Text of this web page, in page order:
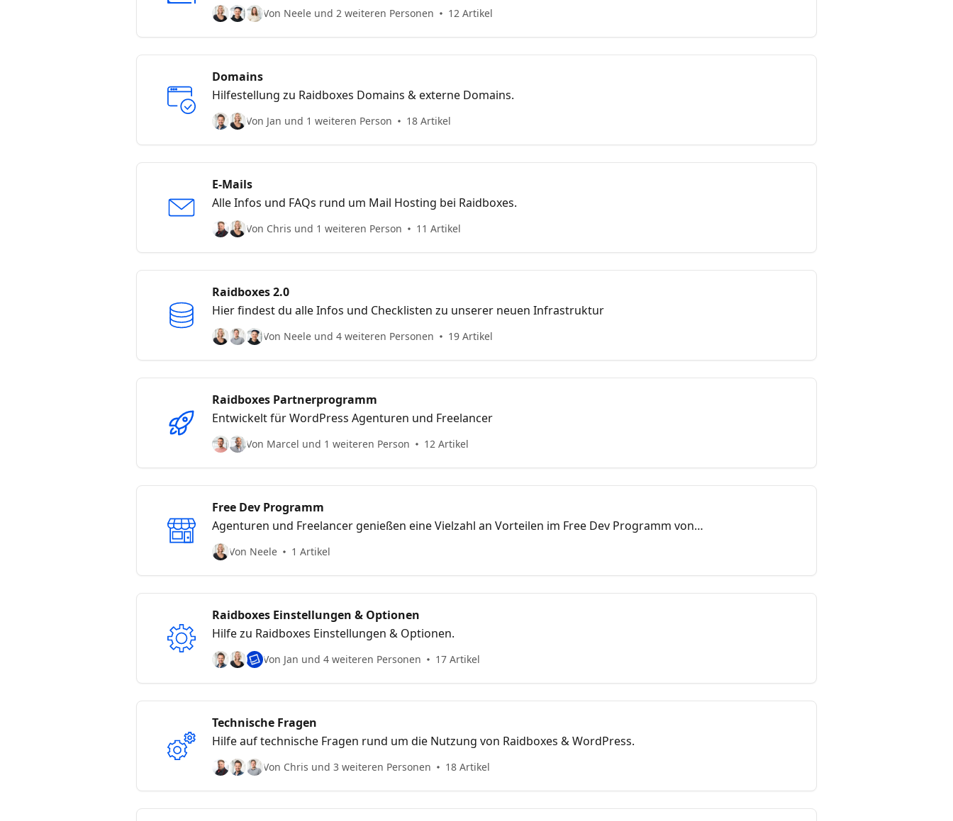
Von Neele und 2 weiteren Personen 12 Artikel
Domains
Hilfestellung zu Raidboxes Domains & externe Domains.
Von Jan und 1 weiteren Person 18 Artikel
E-Mails
Alle Infos und FAQs rund um Mail Hosting bei Raidboxes.
Von Chris und 1 weiteren Person 11 Artikel
Raidboxes 2.0
Hier findest du alle Infos und Checklisten zu unserer neuen Infrastruktur
Von Neele und 4 weiteren Personen 19 Artikel
Raidboxes Partnerprogramm
Entwickelt für WordPress Agenturen und Freelancer
Von Marcel und 1 weiteren Person 12 Artikel
Free Dev Programm
Agenturen und Freelancer genießen eine Vielzahl an Vorteilen im Free Dev Programm von
Raidboxes.
Von Neele 1 Artikel
Raidboxes Einstellungen & Optionen
Hilfe zu Raidboxes Einstellungen & Optionen.
Von Jan und 4 weiteren Personen 17 Artikel
Technische Fragen
Hilfe auf technische Fragen rund um die Nutzung von Raidboxes & WordPress.
Von Chris und 3 weiteren Personen 18 Artikel